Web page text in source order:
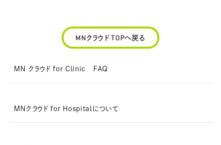
MNクラウド TOPへ戻る
MN クラウド for Clinic FAQ
MNクラウド for Hospitalについて